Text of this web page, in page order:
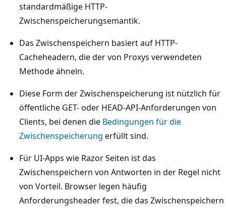
standardmäßige HTTP-
Zwischenspeicherungsemantik.
Das Zwischenspeichern basiert auf HTTP-
Cacheheadern, die der von Proxys verwendeten
Methode ähneln.
Diese Form der Zwischenspeicherung ist nützlich für
öffentliche GET- oder HEAD-API-Anforderungen von
Clients, bei denen die Bedingungen für die
Zwischenspeicherung erfüllt sind.
Für UI-Apps wie Razor Seiten ist das
Zwischenspeichern von Antworten in der Regel nicht
von Vorteil. Browser legen häufig
Anforderungsheader fest, die das Zwischenspeichern